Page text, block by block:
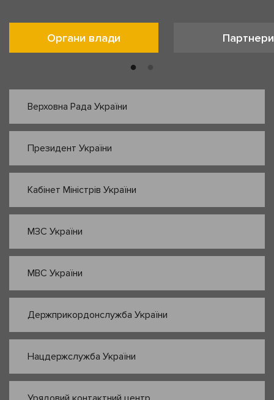
Органи влади Партнери
Верховна Рада України
Президент України
Кабінет Міністрів України
МЗС України
МВС України
Держприкордонслужба України
Нацдержслужба України